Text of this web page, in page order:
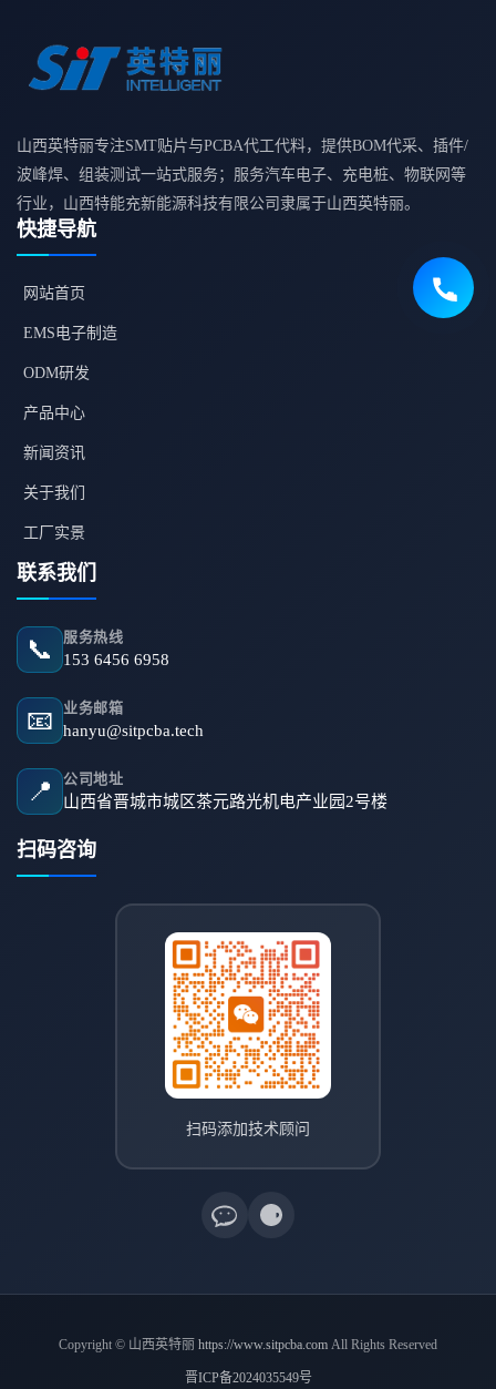
山西英特丽专注SMT贴片与PCBA代工代料，提供BOM代采、插件/
波峰焊、组装测试一站式服务；服务汽车电子、充电桩、物联网等
行业，山西特能充新能源科技有限公司隶属于山西英特丽。
快捷导航
网站首页
EMS电子制造
ODM研发
产品中心
新闻资讯
关于我们
工厂实景
联系我们
📞 服务热线
153 6456 6958
📧 业务邮箱
hanyu@sitpcba.tech
📍 公司地址
山西省晋城市城区茶元路光机电产业园2号楼
扫码咨询
扫码添加技术顾问
Copyright © 山西英特丽 https://www.sitpcba.com All Rights Reserved
晋ICP备2024035549号